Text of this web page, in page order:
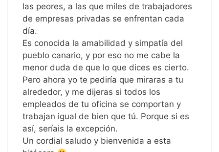
las peores, a las que miles de trabajadores
de empresas privadas se enfrentan cada
día.
Es conocida la amabilidad y simpatía del
pueblo canario, y por eso no me cabe la
menor duda de que lo que dices es cierto.
Pero ahora yo te pediría que miraras a tu
alrededor, y me dijeras si todos los
empleados de tu oficina se comportan y
trabajan igual de bien que tú. Porque si es
así, seríais la excepción.
Un cordial saludo y bienvenida a esta